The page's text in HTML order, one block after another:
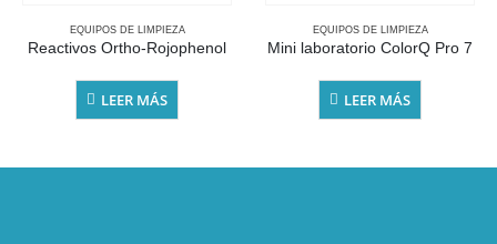
EQUIPOS DE LIMPIEZA
Reactivos Ortho-Rojophenol
LEER MÁS
EQUIPOS DE LIMPIEZA
Mini laboratorio ColorQ Pro 7
LEER MÁS